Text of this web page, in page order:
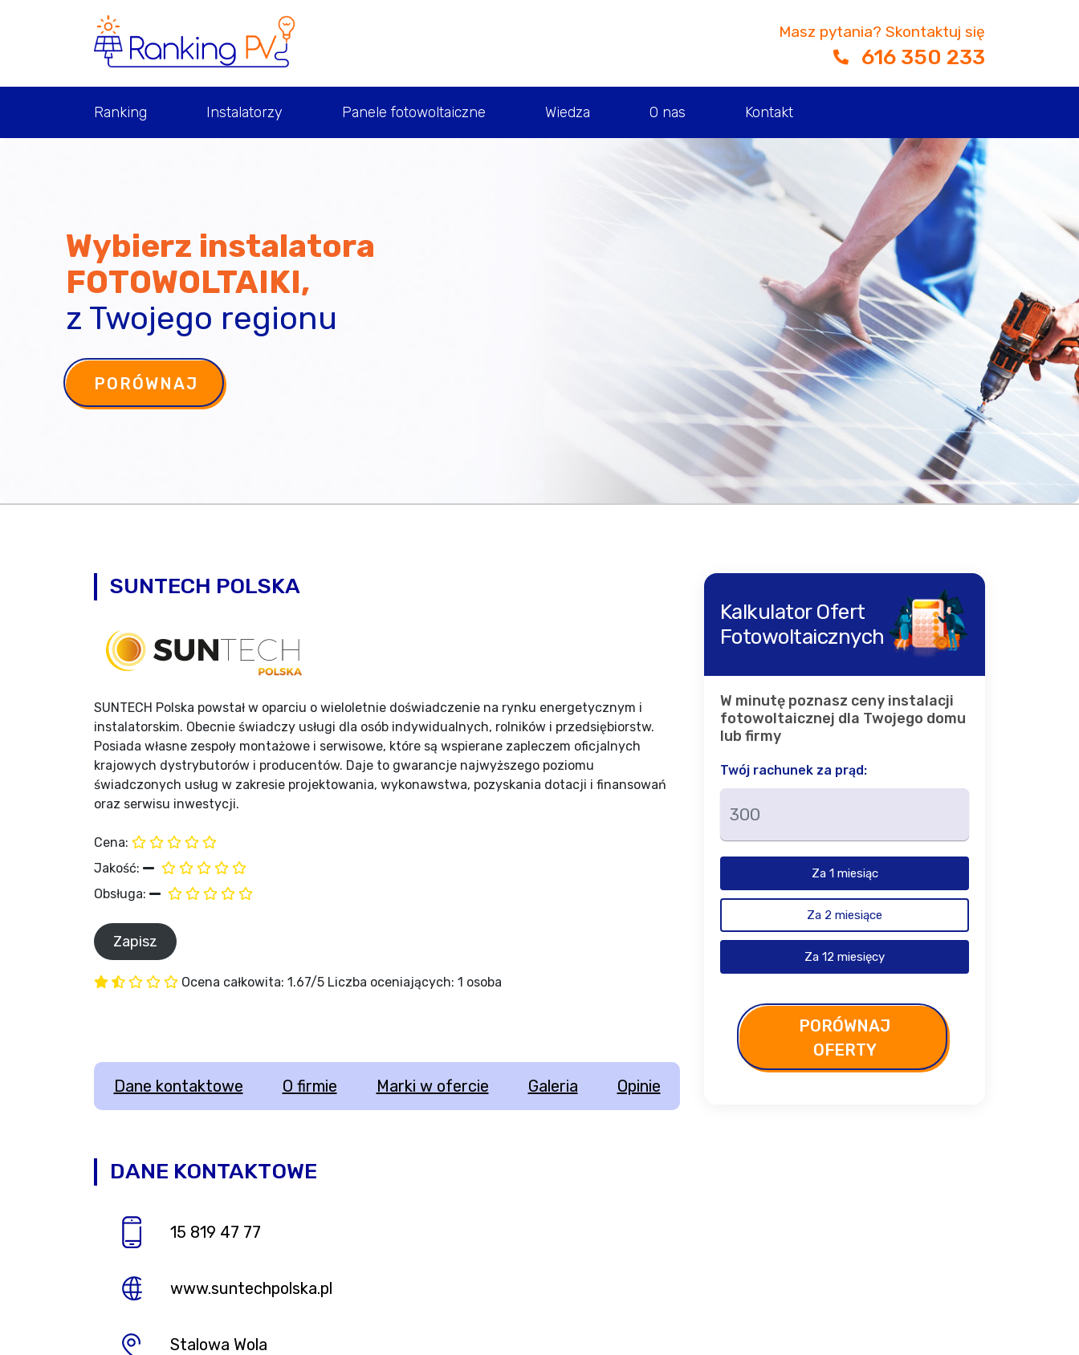
Masz pytania? Skontaktuj się
616 350 233
Ranking Instalatorzy Panele fotowoltaiczne Wiedza O nas Kontakt
Wybierz instalatora
FOTOWOLTAIKI,
z Twojego regionu
PORÓWNAJ
SUNTECH POLSKA
SUNTECH Polska powstał w oparciu o wieloletnie doświadczenie na rynku energetycznym i
instalatorskim. Obecnie świadczy usługi dla osób indywidualnych, rolników i przedsiębiorstw.
Posiada własne zespoły montażowe i serwisowe, które są wspierane zapleczem oficjalnych
krajowych dystrybutorów i producentów. Daje to gwarancje najwyższego poziomu
świadczonych usług w zakresie projektowania, wykonawstwa, pozyskania dotacji i finansowań
oraz serwisu inwestycji.
Cena:
Jakość:
Obsługa:
Ocena całkowita: 1.67/5 Liczba oceniających: 1 osoba
Dane kontaktowe O firmie Marki w ofercie Galeria Opinie
DANE KONTAKTOWE
15 819 47 77
www.suntechpolska.pl
Stalowa Wola
Kalkulator Ofert
Fotowoltaicznych
W minutę poznasz ceny instalacji
fotowoltaicznej dla Twojego domu
lub firmy
Twój rachunek za prąd:
Za 1 miesiąc
Za 2 miesiące
Za 12 miesięcy
PORÓWNAJ
OFERTY